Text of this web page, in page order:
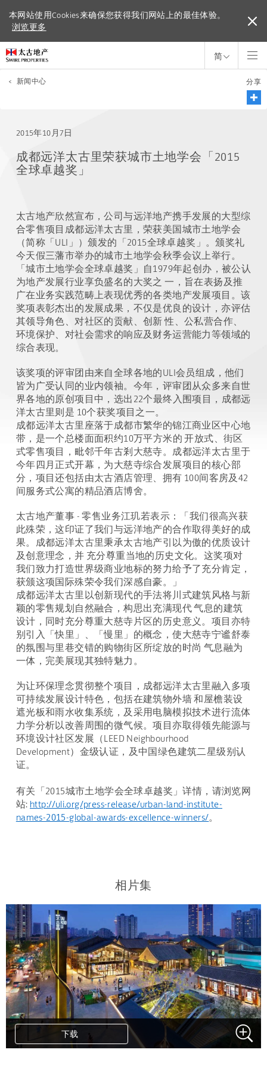
本网站使用Cookies来确保您获得我们网站上的最佳体验。
浏览更多
本网站使用Cookies来确保您获得我们网站上的最佳体验。
浏览更多
简
< 新闻中心 分享
2015年10月7日
成都远洋太古里荣获城市土地学会「2015
全球卓越奖」
太古地产欣然宣布，公司与远洋地产携手发展的大型综
合零售项目成都远洋太古里，荣获美国城市土地学会
（简称「ULI」）颁发的「2015全球卓越奖」。颁奖礼
今天假三藩市举办的城市土地学会秋季会议上举行。
「城市土地学会全球卓越奖」自1979年起创办，被公认
为地产发展行业享负盛名的大奖之 一，旨在表扬及推
广在业务实践范畴上表现优秀的各类地产发展项目。该
奖项表彰杰出的发展成果，不仅是优良的设计，亦评估
其领导角色、对社区的贡献、创新 性、公私营合作、
环境保护、对社会需求的响应及财务运营能力等领域的
综合表现。
该奖项的评审团由来自全球各地的ULI会员组成，他们
皆为广受认同的业内领袖。今年，评审团从众多来自世
界各地的原创项目中，选出22个最终入围项目，成都远
洋太古里则是 10个获奖项目之一。
成都远洋太古里座落于成都市繁华的锦江商业区中心地
带，是一个总楼面面积约10万平方米的 开放式、街区
式零售项目，毗邻千年古剎大慈寺。成都远洋太古里于
今年四月正式开幕，为大慈寺综合发展项目的核心部
分，项目还包括由太古酒店管理、拥有 100间客房及42
间服务式公寓的精品酒店博舍。
太古地产董事 - 零售业务江玑若表示：「我们很高兴获
此殊荣，这印证了我们与远洋地产的合作取得美好的成
果。成都远洋太古里秉承太古地产引以为傲的优质设计
及创意理念，并 充分尊重当地的历史文化。这奖项对
我们致力打造世界级商业地标的努力给予了充分肯定，
获颁这项国际殊荣令我们深感自豪。」
成都远洋太古里以创新现代的手法将川式建筑风格与新
颖的零售规划自然融合，构思出充满现代 气息的建筑
设计，同时充分尊重大慈寺片区的历史意义。项目亦特
别引入「快里」、「慢里」的概念，使大慈寺宁谧舒泰
的氛围与里巷交错的购物街区所绽放的时尚 气息融为
一体，完美展现其独特魅力。
为让环保理念贯彻整个项目，成都远洋太古里融入多项
可持续发展设计特色，包括在建筑物外墙 和屋檐装设
遮光板和雨水收集系统，及采用电脑模拟技术进行流体
力学分析以改善周围的微气候。项目亦取得领先能源与
环境设计社区发展（LEED Neighbourhood
Development）金级认证，及中国绿色建筑二星级别认
证。
有关「2015城市土地学会全球卓越奖」详情，请浏览网
站: http://uli.org/press-release/urban-land-institute-
names-2015-global-awards-excellence-winners/。
相片集
下载